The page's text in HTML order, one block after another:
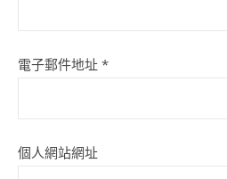
電子郵件地址 *
個人網站網址